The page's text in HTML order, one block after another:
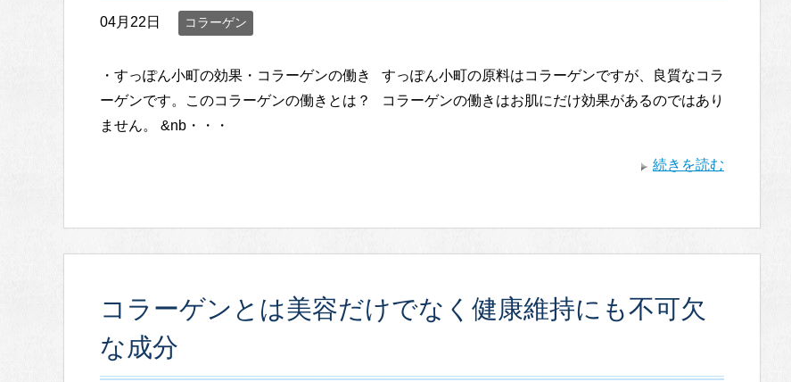
04月22日 コラーゲン
・すっぽん小町の効果・コラーゲンの働き すっぽん小町の原料はコラーゲンですが、良質なコラ
ーゲンです。このコラーゲンの働きとは？ コラーゲンの働きはお肌にだけ効果があるのではあり
ません。 &nb・・・
続きを読む
コラーゲンとは美容だけでなく健康維持にも不可欠
な成分